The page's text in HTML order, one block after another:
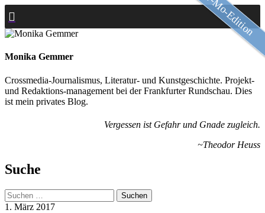
Zum
Inhalt
springen
Monika Gemmer
Crossmedia-Journalismus, Literatur- und Kunstgeschichte. Projekt-
und Redaktions-management bei der Frankfurter Rundschau. Dies
ist mein privates Blog.
Vergessen ist Gefahr und Gnade zugleich.
~Theodor Heuss
Suche
Suchen
nach:
1. März 2017